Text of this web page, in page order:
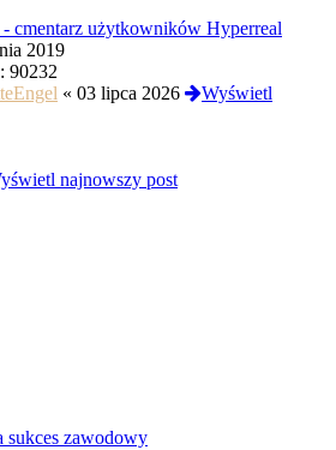
cmentarz użytkowników Hyperreal
2019
90232
« 03 lipca 2026
Wyświetl
najnowszy post
sukces zawodowy